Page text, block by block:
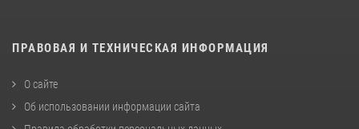
ПРАВОВАЯ И ТЕХНИЧЕСКАЯ ИНФОРМАЦИЯ
О сайте
Об использовании информации сайта